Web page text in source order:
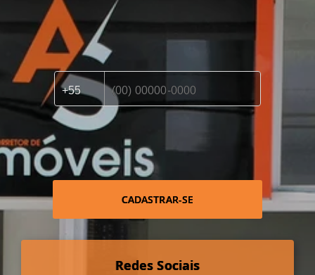
CADASTRAR-SE
Redes Sociais